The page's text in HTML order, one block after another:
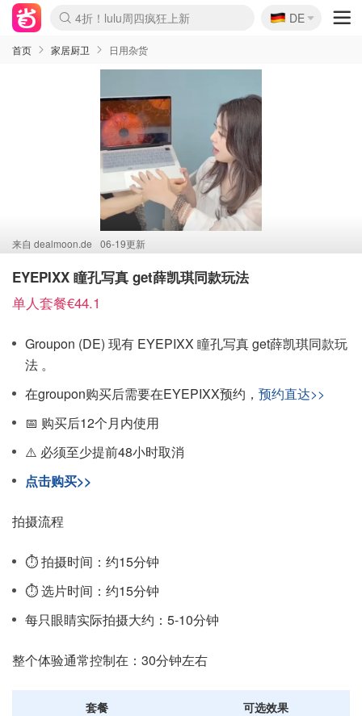
Boticinal 夏促开抢！
4折！lulu周四疯狂上新
还没结束！&OtherStories大促
Joybuy变相75折 随时失效
速领！Stanley独家85折
疑似霸哥！Camper额外叠85折
Zalando 奥莱闪促！每日更新
Moncler反季囤！5折起+叠9折
Coach Brooklyn仅€192
🇩🇪
DE
首页 家居厨卫 日用杂货
来自 dealmoon.de 06-19更新
EYEPIXX 瞳孔写真 get薛凯琪同款玩法
单人套餐€44.1
Groupon (DE) 现有 EYEPIXX 瞳孔写真 get薛凯琪同款玩
法 。
在groupon购买后需要在EYEPIXX预约， 预约直达>>
📅 购买后12个月内使用
⚠️ 必须至少提前48小时取消
点击购买>>
拍摄流程
⏱️ 拍摄时间：约15分钟
⏱️ 选片时间：约15分钟
每只眼睛实际拍摄大约：5-10分钟
整个体验通常控制在：30分钟左右
套餐 可选效果